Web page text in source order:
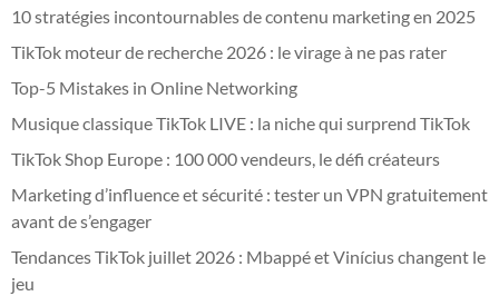
10 stratégies incontournables de contenu marketing en 2025
TikTok moteur de recherche 2026 : le virage à ne pas rater
Top-5 Mistakes in Online Networking
Musique classique TikTok LIVE : la niche qui surprend TikTok
TikTok Shop Europe : 100 000 vendeurs, le défi créateurs
Marketing d’influence et sécurité : tester un VPN gratuitement
avant de s’engager
Tendances TikTok juillet 2026 : Mbappé et Vinícius changent le
jeu